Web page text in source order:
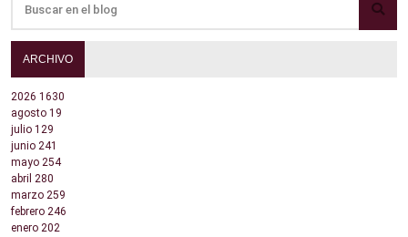
ARCHIVO
2026 1630
agosto 19
julio 129
junio 241
mayo 254
abril 280
marzo 259
febrero 246
enero 202